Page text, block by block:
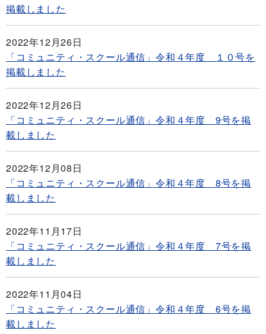
掲載しました
2022年12月26日
「コミュニティ・スクール通信」令和４年度 １０号を
掲載しました
2022年12月26日
「コミュニティ・スクール通信」令和４年度 9号を掲
載しました
2022年12月08日
「コミュニティ・スクール通信」令和４年度 8号を掲
載しました
2022年11月17日
「コミュニティ・スクール通信」令和４年度 7号を掲
載しました
2022年11月04日
「コミュニティ・スクール通信」令和４年度 6号を掲
載しました